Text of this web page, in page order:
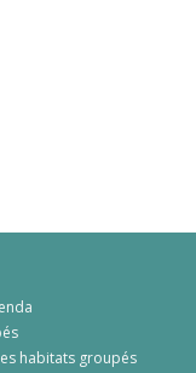
habitats groupés